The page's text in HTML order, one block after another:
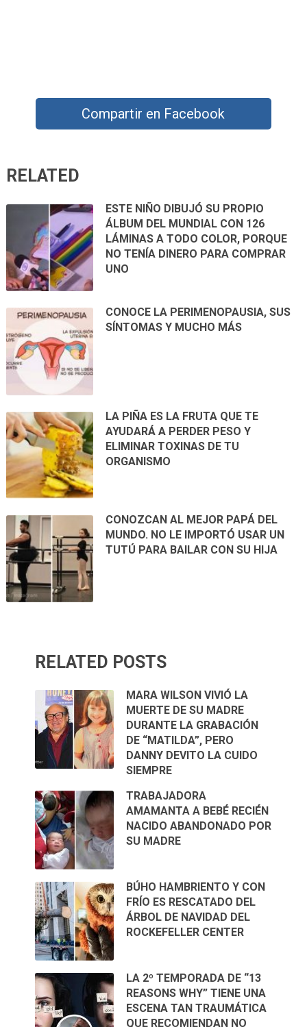
Compartir en Facebook
RELATED
ESTE NIÑO DIBUJÓ SU PROPIO
ÁLBUM DEL MUNDIAL CON 126
LÁMINAS A TODO COLOR, PORQUE
NO TENÍA DINERO PARA COMPRAR
UNO
CONOCE LA PERIMENOPAUSIA, SUS
SÍNTOMAS Y MUCHO MÁS
LA PIÑA ES LA FRUTA QUE TE
AYUDARÁ A PERDER PESO Y
ELIMINAR TOXINAS DE TU
ORGANISMO
CONOZCAN AL MEJOR PAPÁ DEL
MUNDO. NO LE IMPORTÓ USAR UN
TUTÚ PARA BAILAR CON SU HIJA
RELATED POSTS
MARA WILSON VIVIÓ LA
MUERTE DE SU MADRE
DURANTE LA GRABACIÓN
DE “MATILDA”, PERO
DANNY DEVITO LA CUIDO
SIEMPRE
TRABAJADORA
AMAMANTA A BEBÉ RECIÉN
NACIDO ABANDONADO POR
SU MADRE
BÚHO HAMBRIENTO Y CON
FRÍO ES RESCATADO DEL
ÁRBOL DE NAVIDAD DEL
ROCKEFELLER CENTER
LA 2º TEMPORADA DE “13
REASONS WHY” TIENE UNA
ESCENA TAN TRAUMÁTICA
QUE RECOMIENDAN NO